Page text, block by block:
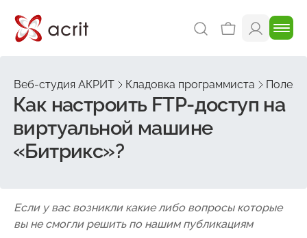
Веб-студия АКРИТ Кладовка программиста
Как настроить FTP-доступ на
виртуальной машине
«Битрикс»?
Если у вас возникли какие либо вопросы которые
вы не смогли решить по нашим публикациям